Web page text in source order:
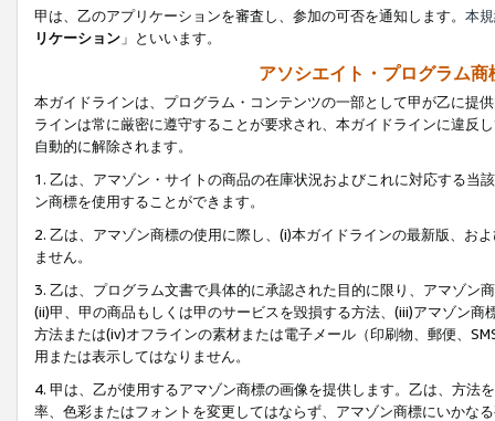
甲は、乙のアプリケーションを審査し、参加の可否を通知します。 本
リケーション 」といいます。
アソシエイト・プログラム
本ガイドラインは、プログラム・コンテンツの一部として甲が乙に提
ラインは常に厳密に遵守することが要求され、本ガイドラインに違反
自動的に解除されます。
1. 乙は、アマゾン・サイトの商品の在庫状況およびこれに対応する
ン商標を使用することができます。
2. 乙は、アマゾン商標の使用に際し、(i)本ガイドラインの最新版、お
ません。
3. 乙は、プログラム文書で具体的に承認された目的に限り、アマゾン
(ii)甲、甲の商品もしくは甲のサービスを毀損する方法、(iii)アマゾン
方法または(iv)オフラインの素材または電子メール（印刷物、郵便、
用または表示してはなりません。
4. 甲は、乙が使用するアマゾン商標の画像を提供します。乙は、方
率、色彩またはフォントを変更してはならず、アマゾン商標にいかな